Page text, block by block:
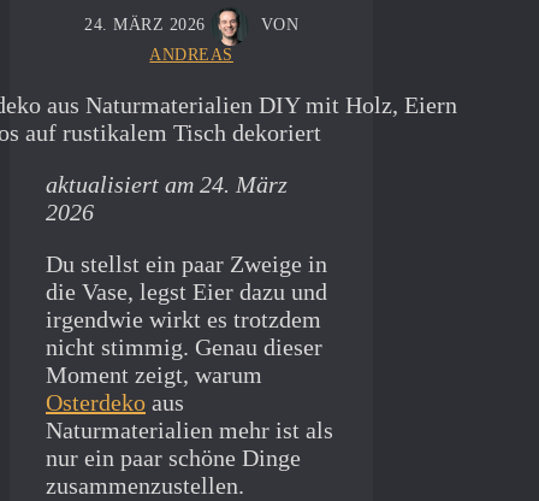
24. MÄRZ 2026
VON
ANDREAS
aktualisiert am 24. März
2026
Du stellst ein paar Zweige in
die Vase, legst Eier dazu und
irgendwie wirkt es trotzdem
nicht stimmig. Genau dieser
Moment zeigt, warum
Osterdeko aus
Naturmaterialien mehr ist als
nur ein paar schöne Dinge
zusammenzustellen.